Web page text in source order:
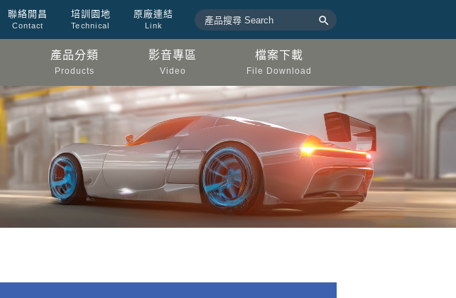
聯絡開昌
Contact
培訓園地
Technical
原廠連結
Link 
產品分類
Products
影音專區
Video
檔案下載
File Download